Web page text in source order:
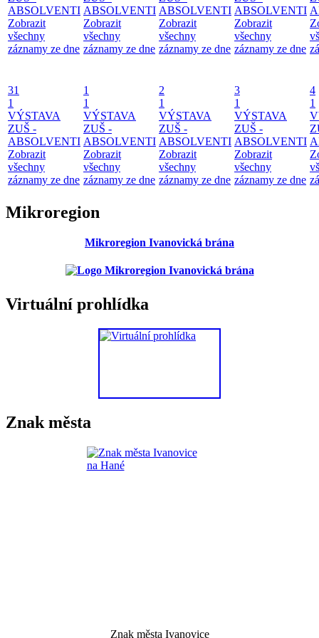
ABSOLVENTI
Zobrazit
všechny
záznamy ze dne
ABSOLVENTI
Zobrazit
všechny
záznamy ze dne
ABSOLVENTI
Zobrazit
všechny
záznamy ze dne
ABSOLVENTI
Zobrazit
všechny
záznamy ze dne
31
1
VÝSTAVA
ZUŠ -
ABSOLVENTI
Zobrazit
všechny
záznamy ze dne
1
1
VÝSTAVA
ZUŠ -
ABSOLVENTI
Zobrazit
všechny
záznamy ze dne
2
1
VÝSTAVA
ZUŠ -
ABSOLVENTI
Zobrazit
všechny
záznamy ze dne
3
1
VÝSTAVA
ZUŠ -
ABSOLVENTI
Zobrazit
všechny
záznamy ze dne
4
1
Mikroregion
Mikroregion Ivanovická brána
Virtuální prohlídka
Znak města
Znak města Ivanovice